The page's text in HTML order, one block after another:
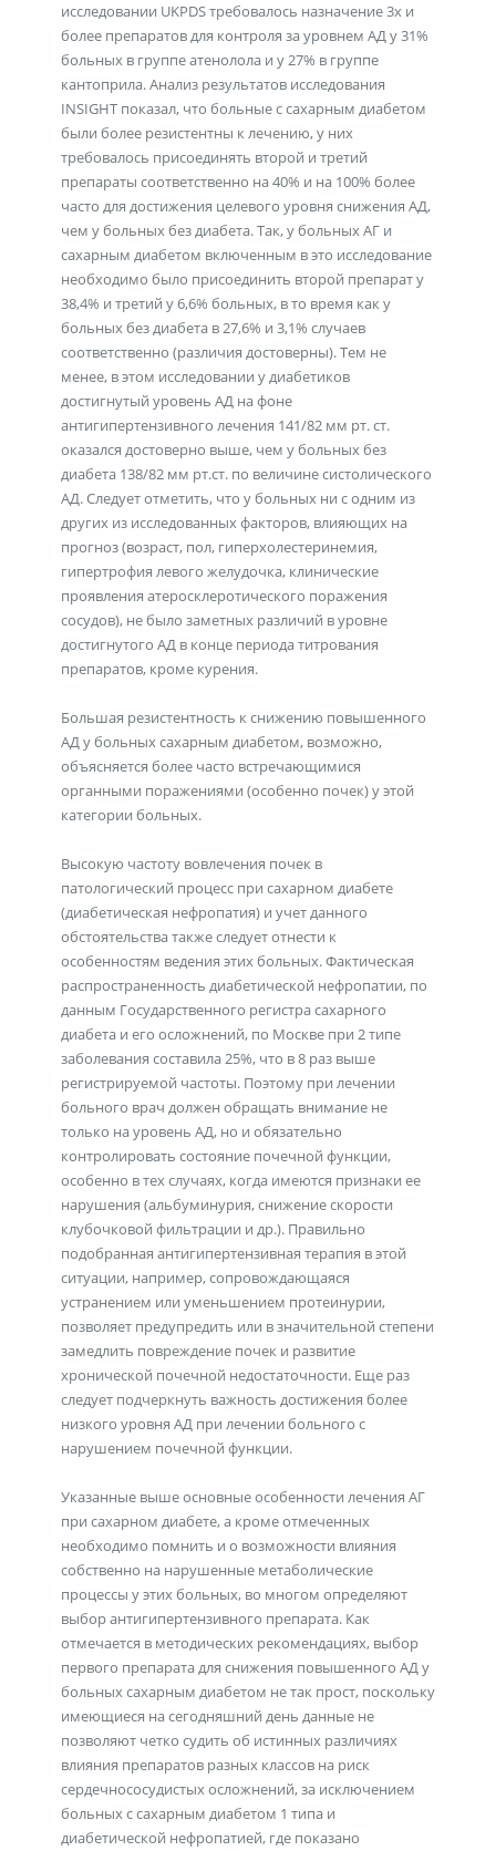
исследовании UKPDS требовалось назначение 3х и
более препаратов для контроля за уровнем АД у 31%
больных в группе атенолола и у 27% в группе
кантоприла. Анализ результатов исследования
INSIGHT показал, что больные с сахарным диабетом
были более резистентны к лечению, у них
требовалось присоединять второй и третий
препараты соответственно на 40% и на 100% более
часто для достижения целевого уровня снижения АД,
чем у больных без диабета. Так, у больных АГ и
сахарным диабетом включенным в это исследование
необходимо было присоединить второй препарат у
38,4% и третий у 6,6% больных, в то время как у
больных без диабета в 27,6% и 3,1% случаев
соответственно (различия достоверны). Тем не
менее, в этом исследовании у диабетиков
достигнутый уровень АД на фоне
антигипертензивного лечения 141/82 мм рт. ст.
оказался достоверно выше, чем у больных без
диабета 138/82 мм рт.ст. по величине систолического
АД. Следует отметить, что у больных ни с одним из
других из исследованных факторов, влияющих на
прогноз (возраст, пол, гиперхолестеринемия,
гипертрофия левого желудочка, клинические
проявления атеросклеротического поражения
сосудов), не было заметных различий в уровне
достигнутого АД в конце периода титрования
препаратов, кроме курения.
Большая резистентность к снижению повышенного
АД у больных сахарным диабетом, возможно,
объясняется более часто встречающимися
органными поражениями (особенно почек) у этой
категории больных.
Высокую частоту вовлечения почек в
патологический процесс при сахарном диабете
(диабетическая нефропатия) и учет данного
обстоятельства также следует отнести к
особенностям ведения этих больных. Фактическая
распространенность диабетической нефропатии, по
данным Государственного регистра сахарного
диабета и его осложнений, по Москве при 2 типе
заболевания составила 25%, что в 8 раз выше
регистрируемой частоты. Поэтому при лечении
больного врач должен обращать внимание не
только на уровень АД, но и обязательно
контролировать состояние почечной функции,
особенно в тех случаях, когда имеются признаки ее
нарушения (альбуминурия, снижение скорости
клубочковой фильтрации и др.). Правильно
подобранная антигипертензивная терапия в этой
ситуации, например, сопровождающаяся
устранением или уменьшением протеинурии,
позволяет предупредить или в значительной степени
замедлить повреждение почек и развитие
хронической почечной недостаточности. Еще раз
следует подчеркнуть важность достижения более
низкого уровня АД при лечении больного с
нарушением почечной функции.
Указанные выше основные особенности лечения АГ
при сахарном диабете, а кроме отмеченных
необходимо помнить и о возможности влияния
собственно на нарушенные метаболические
процессы у этих больных, во многом определяют
выбор антигипертензивного препарата. Как
отмечается в методических рекомендациях, выбор
первого препарата для снижения повышенного АД у
больных сахарным диабетом не так прост, поскольку
имеющиеся на сегодняшний день данные не
позволяют четко судить об истинных различиях
влияния препаратов разных классов на риск
сердечнососудистых осложнений, за исключением
больных с сахарным диабетом 1 типа и
диабетической нефропатией, где показано